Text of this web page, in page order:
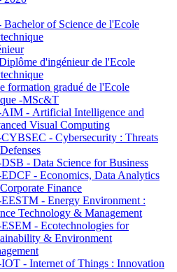
Bachelor of Science de l'Ecole
d'ingénieur de l'Ecole
formation gradué de l'Ecole
-MSc&T
- Artificial Intelligence and
Visual Computing
- Cybersecurity : Threats
- Data Science for Business
- Economics, Data Analytics
Finance
- Energy Environment :
Technology & Management
- Ecotechnologies for
& Environment
- Internet of Things : Innovation